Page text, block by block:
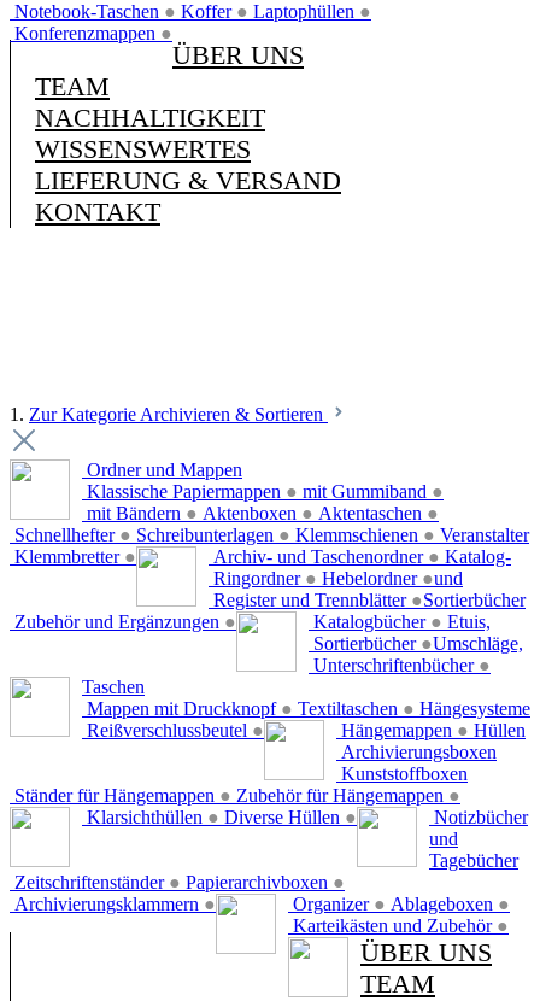
Notebook-Taschen ● Koffer ● Laptophüllen ●
Konferenzmappen ●
ÜBER UNS
TEAM
NACHHALTIGKEIT
WISSENSWERTES
LIEFERUNG & VERSAND
KONTAKT
1. Zur Kategorie Archivieren & Sortieren
Ordner und Mappen
Klassische Papiermappen ● mit Gummiband ●
mit Bändern ● Aktenboxen ● Aktentaschen ●
Schnellhefter ● Schreibunterlagen ● Klemmschienen ●
Klemmbretter ●
Veranstalter
Archiv- und Taschenordner ●
Ringordner ● Hebelordner ●
Register und Trennblätter ●
Zubehör und Ergänzungen ●
Katalog-
und
Sortierbücher
Katalogbücher ●
Sortierbücher ●
Unterschriftenbücher ●
Etuis,
Umschläge,
Taschen
Mappen mit Druckknopf ● Textiltaschen ●
Reißverschlussbeutel ●
Hängesysteme
Hängemappen ●
Ständer für Hängemappen ● Zubehör für Hängemappen ●
Hüllen
Klarsichthüllen ● Diverse Hüllen ●
Archivierungsboxen
Zeitschriftenständer ● Papierarchivboxen ●
Archivierungsklammern ●
Kunststoffboxen
Organizer ● Ablageboxen ●
Karteikästen und Zubehör ●
Notizbücher
und
Tagebücher
ÜBER UNS
TEAM